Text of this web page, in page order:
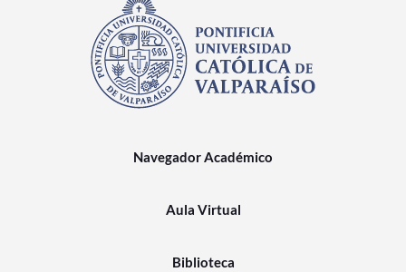
Navegador Académico
Aula Virtual
Biblioteca